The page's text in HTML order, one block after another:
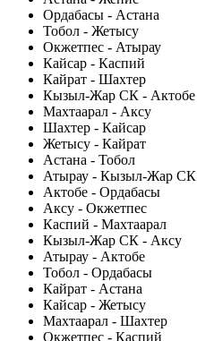
Ордабасы - Астана
Тобол - Жетысу
Окжетпес - Атырау
Кайсар - Каспий
Кайрат - Шахтер
Кызыл-Жар СК - Актобе
Махтаарал - Аксу
Шахтер - Кайсар
Жетысу - Кайрат
Астана - Тобол
Атырау - Кызыл-Жар СК
Актобе - Ордабасы
Аксу - Окжетпес
Каспий - Махтаарал
Кызыл-Жар СК - Аксу
Атырау - Актобе
Тобол - Ордабасы
Кайрат - Астана
Кайсар - Жетысу
Махтаарал - Шахтер
Окжетпес - Каспий